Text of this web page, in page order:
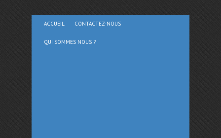
ACCUEIL CONTACTEZ-NOUS
QUI SOMMES NOUS ?